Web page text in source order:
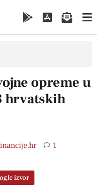
opreme u
hrvatskih
1
izvor